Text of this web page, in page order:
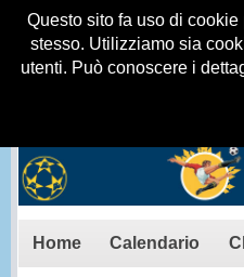
Menu
Home Calendario
Questo sito fa uso di
stesso. Utilizziamo sia
utenti. Può conoscere i